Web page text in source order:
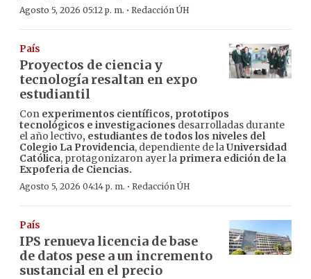
Agosto 5, 2026 05:12 p. m. · Redacción ÚH
País
Proyectos de ciencia y
tecnología resaltan en expo
estudiantil
Con experimentos científicos, prototipos
tecnológicos e investigaciones desarrolladas durante
el año lectivo, estudiantes de todos los niveles del
Colegio La Providencia, dependiente de la Universidad
Católica, protagonizaron ayer la primera edición de la
Expoferia de Ciencias.
Agosto 5, 2026 04:14 p. m. · Redacción ÚH
País
IPS renueva licencia de base
de datos pese a un incremento
sustancial en el precio